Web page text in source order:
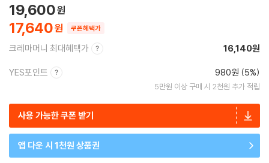
17,640
19,600
쿠폰혜택가
크레마머니 최대혜택가 16,140원
YES포인트 980원 (5%)
5만원 이상 구매 시 2천원 추가 적립
사용 가능한 쿠폰 받기
앱 다운 시 1천원 상품권